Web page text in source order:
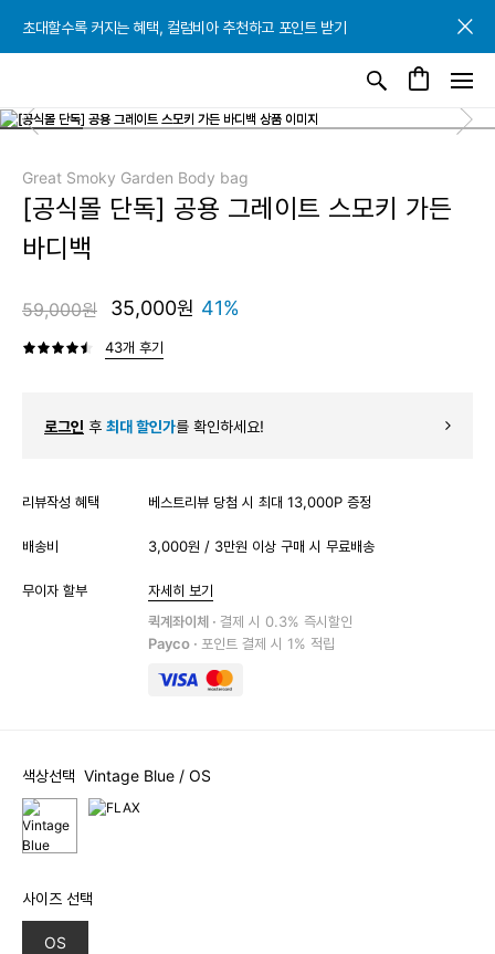
초대할수록 커지는 혜택, 컬럼비아 추천하고 포인트 받기
초대할수록 커지는 혜택, 컬럼비아 추천하고 포인트 받기
초대할수록 커지는 혜택, 컬럼비아 추천하고 포인트 받기
Great Smoky Garden Body bag
[공식몰 단독] 공용 그레이트 스모키 가든
바디백
59,000원 35,000원 41%
43개 후기
로그인 후 최대 할인가를 확인하세요!
리뷰작성 혜택 베스트리뷰 당첨 시 최대 13,000P 증정
배송비 3,000원 / 3만원 이상 구매 시 무료배송
무이자 할부
자세히 보기
퀵계좌이체 · 결제 시 0.3% 즉시할인
Payco · 포인트 결제 시 1% 적립
색상선택 Vintage Blue / OS
사이즈 선택
OS